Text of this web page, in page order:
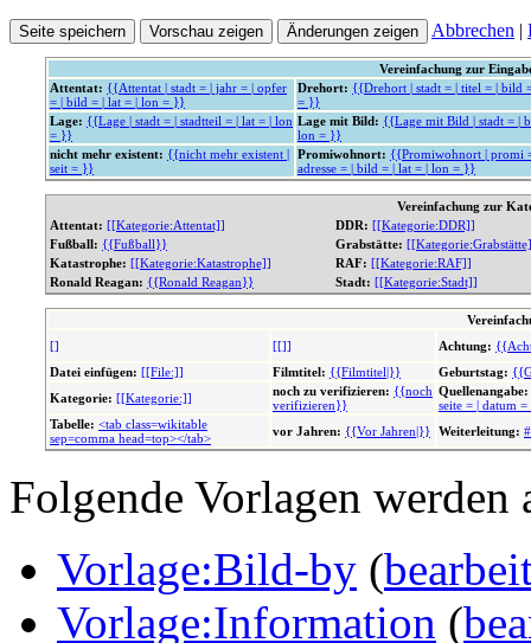
Abbrechen |
Vereinfachung zur
Attentat: {{Attentat | stadt = | jahr = | opfer
= | bild = | lat = | lon = }}
Drehort: {{Drehort | stadt = | titel = | bild
= }}
Lage: {{Lage | stadt = | stadtteil = | lat = | lon
= }}
Lage mit Bild: {{Lage mit Bild | stadt = |
lon = }}
nicht mehr existent: {{nicht mehr existent |
seit = }}
Promiwohnort: {{Promiwohnort | promi
adresse = | bild = | lat = | lon = }}
Vereinfachung zur
Attentat: [[Kategorie:Attentat]] DDR: [[Kategorie:DDR]]
Fußball: {{Fußball}} Grabstätte:
Katastrophe: [[Kategorie:Katastrophe]] RAF: [[Kategorie:RAF]]
Ronald Reagan: {{Ronald Reagan}} Stadt: [[Kategorie:Stadt]]
[]
[[]] Achtung:
Datei einfügen: [[File:]] Filmtitel: {{Filmtitel|}} Geburtstag:
Kategorie: [[Kategorie:]] noch zu verifizieren: {{noch
verifizieren}}
Quellenangabe:
seite = | datum
Tabelle: <tab class=wikitable
sep=comma head=top></tab>
vor Jahren: {{Vor Jahren|}} Weiterleitung:
Folgende Vorlagen
Vorlage:Bild-by (
Vorlage:Information (